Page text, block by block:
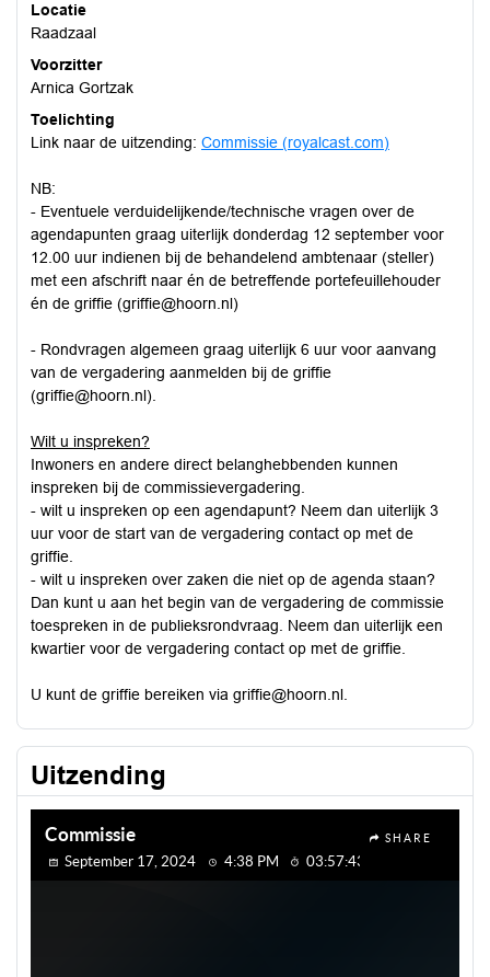
Locatie
Raadzaal
Voorzitter
Arnica Gortzak
Toelichting
Link naar de uitzending: Commissie (royalcast.com)
NB:
- Eventuele verduidelijkende/technische vragen over de
agendapunten graag uiterlijk donderdag 12 september voor
12.00 uur indienen bij de behandelend ambtenaar (steller)
met een afschrift naar én de betreffende portefeuillehouder
én de griffie (griffie@hoorn.nl)
- Rondvragen algemeen graag uiterlijk 6 uur voor aanvang
van de vergadering aanmelden bij de griffie
(griffie@hoorn.nl).
Wilt u inspreken?
Inwoners en andere direct belanghebbenden kunnen
inspreken bij de commissievergadering.
- wilt u inspreken op een agendapunt? Neem dan uiterlijk 3
uur voor de start van de vergadering contact op met de
griffie.
- wilt u inspreken over zaken die niet op de agenda staan?
Dan kunt u aan het begin van de vergadering de commissie
toespreken in de publieksrondvraag. Neem dan uiterlijk een
kwartier voor de vergadering contact op met de griffie.
U kunt de griffie bereiken via griffie@hoorn.nl
Uitzending